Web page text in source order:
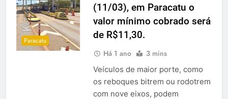
Paracatu
(11/03), em Paracatu o
valor mínimo cobrado será
de R$11,30.
Há 1 ano 3 mins
Veículos de maior porte, como
os reboques bitrem ou rodotrem
com nove eixos, podem